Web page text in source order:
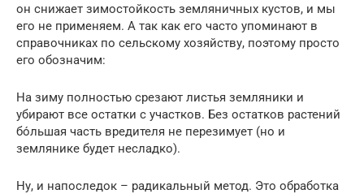
он снижает зимостойкость земляничных кустов, и мы
его не применяем. А так как его часто упоминают в
справочниках по сельскому хозяйству, поэтому просто
его обозначим:
На зиму полностью срезают листья земляники и
убирают все остатки с участков. Без остатков растений
бо́льшая часть вредителя не перезимует (но и
землянике будет несладко).
Ну, и напоследок – радикальный метод. Это обработка